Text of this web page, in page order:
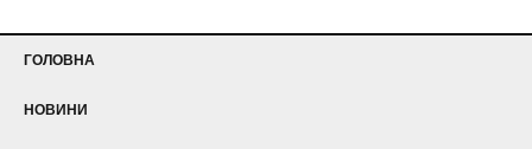
ГОЛОВНА
НОВИНИ